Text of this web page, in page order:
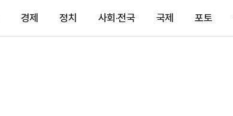
경제 정치 사회·전국 국제 포토